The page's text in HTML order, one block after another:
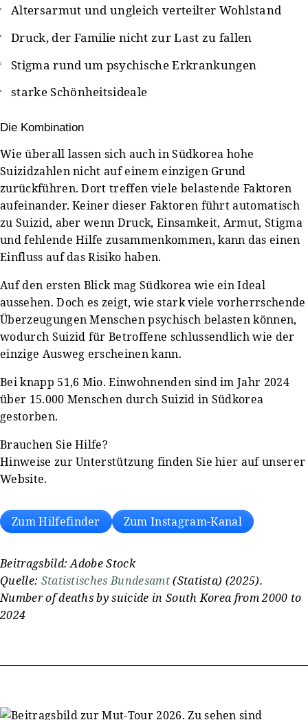
Altersarmut und ungleich verteilter Wohlstand
Druck, der Familie nicht zur Last zu fallen
Stigma rund um psychische Erkrankungen
starke Schönheitsideale
Die Kombination
Wie überall lassen sich auch in Südkorea hohe
Suizidzahlen nicht auf einem einzigen Grund
zurückführen. Dort treffen viele belastende Faktoren
aufeinander. Keiner dieser Faktoren führt automatisch
zu Suizid, aber wenn Druck, Einsamkeit, Armut, Stigma
und fehlende Hilfe zusammenkommen, kann das einen
Einfluss auf das Risiko haben.
Auf den ersten Blick mag Südkorea wie ein Ideal
aussehen. Doch es zeigt, wie stark viele vorherrschende
Überzeugungen Menschen psychisch belasten können,
wodurch Suizid für Betroffene schlussendlich wie der
einzige Ausweg erscheinen kann.
Bei knapp 51,6 Mio. Einwohnenden sind im Jahr 2024
über 15.000 Menschen durch Suizid in Südkorea
gestorben.
Brauchen Sie Hilfe?
Hinweise zur Unterstützung finden Sie hier auf unserer
Website.
Zum Hilfefinder Zum Instagram-Kanal
Beitragsbild: Adobe Stock
Quelle: Statistisches Bundesamt(Statista) (2025).
Number of deaths by suicide in South Korea from 2000 to
2024